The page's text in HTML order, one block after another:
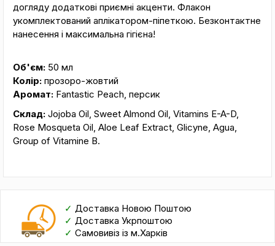
догляду додаткові приємні акценти. Флакон
укомплектований аплікатором-піпеткою. Безконтактне
нанесення і максимальна гігієна!
Об'єм: 50 мл
Колір: прозоро-жовтий
Аромат: Fantastic Peach, персик
Склад: Jojoba Oil, Sweet Almond Oil, Vitamins E-A-D,
Rose Mosqueta Oil, Aloe Leaf Extract, Glicyne, Agua,
Group of Vitamine B.
✓ Доставка Новою Поштою
✓ Доставка Укрпоштою
✓ Самовивіз із м.Харків